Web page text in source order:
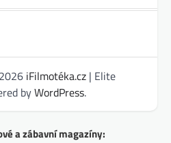
iFilmotéka.cz | Elite
byWordPress.
a zábavní magazíny: